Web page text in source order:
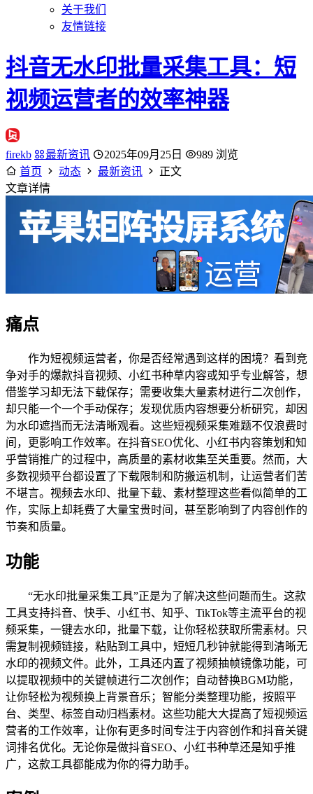
关于我们
友情链接
抖音无水印批量采集工具：短
视频运营者的效率神器
firekb 最新资讯 2025年09月25日
989 浏览
首页
动态 最新资讯
正文
文章详情
痛点
作为短视频运营者，你是否经常遇到这样的困境？看到竞
争对手的爆款抖音视频、小红书种草内容或知乎专业解答，想
借鉴学习却无法下载保存；需要收集大量素材进行二次创作，
却只能一个一个手动保存；发现优质内容想要分析研究，却因
为水印遮挡而无法清晰观看。这些短视频采集难题不仅浪费时
间，更影响工作效率。在抖音SEO优化、小红书内容策划和知
乎营销推广的过程中，高质量的素材收集至关重要。然而，大
多数视频平台都设置了下载限制和防搬运机制，让运营者们苦
不堪言。视频去水印、批量下载、素材整理这些看似简单的工
作，实际上却耗费了大量宝贵时间，甚至影响到了内容创作的
节奏和质量。
功能
“无水印批量采集工具”正是为了解决这些问题而生。这款
工具支持抖音、快手、小红书、知乎、TikTok等主流平台的视
频采集，一键去水印，批量下载，让你轻松获取所需素材。只
需复制视频链接，粘贴到工具中，短短几秒钟就能得到清晰无
水印的视频文件。此外，工具还内置了视频抽帧镜像功能，可
以提取视频中的关键帧进行二次创作；自动替换BGM功能，
让你轻松为视频换上背景音乐；智能分类整理功能，按照平
台、类型、标签自动归档素材。这些功能大大提高了短视频运
营者的工作效率，让你有更多时间专注于内容创作和抖音关键
词排名优化。无论你是做抖音SEO、小红书种草还是知乎推
广，这款工具都能成为你的得力助手。